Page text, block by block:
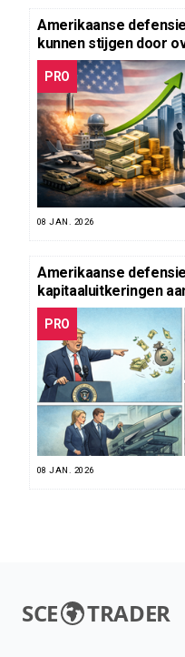
Amerikaanse
kunnen stijgen door
PRO
08 JAN. 2026
Amerikaanse
kapitaaluitkeringen
PRO
08 JAN. 2026
SCE TRADER